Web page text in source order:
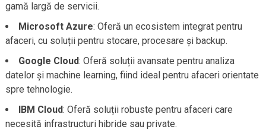
gamă largă de servicii.
Microsoft Azure: Oferă un ecosistem integrat pentru
afaceri, cu soluții pentru stocare, procesare și backup.
Google Cloud: Oferă soluții avansate pentru analiza
datelor și machine learning, fiind ideal pentru afaceri orientate
spre tehnologie.
IBM Cloud: Oferă soluții robuste pentru afaceri care
necesită infrastructuri hibride sau private.